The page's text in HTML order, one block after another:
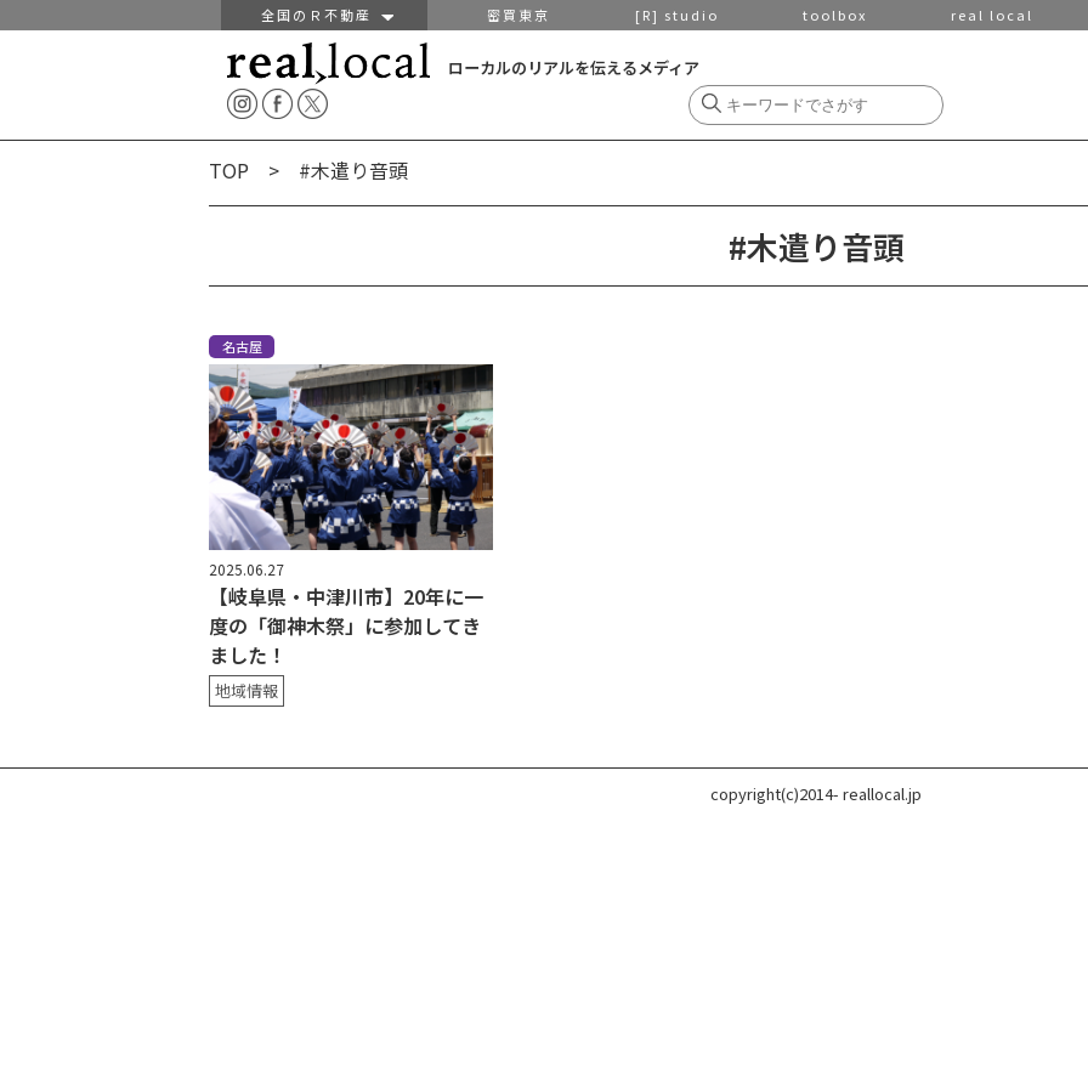
全国のＲ不動産 密買東京 [R] studio toolbox real local
ローカルのリアルを伝えるメディア
TOP > #木遣り音頭
#木遣り音頭
名古屋
2025.06.27
【岐阜県・中津川市】20年に一
度の「御神木祭」に参加してき
ました！
地域情報
copyright(c)2014- reallocal.jp